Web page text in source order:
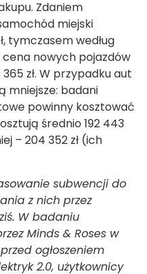
Zdaniem
miejski
tymczasem według
nowych pojazdów
zł. W przypadku aut
mniejsze: badani
powinny kosztować
średnio 192 443
– 204 352 zł (ich
subwencji do
z nich przez
W badaniu
Minds & Roses w
ogłoszeniem
2.0, użytkownicy